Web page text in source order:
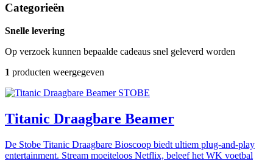
Categorieën
Snelle levering
Op verzoek kunnen bepaalde cadeaus snel geleverd worden
1 producten weergegeven
STOBE
Titanic Draagbare Beamer
De Stobe Titanic Draagbare Bioscoop biedt ultiem plug-and-play
entertainment. Stream moeiteloos Netflix, beleef het WK voetbal